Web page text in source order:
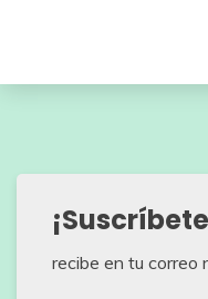
recibe en tu correo